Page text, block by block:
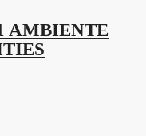
AMBIENTE